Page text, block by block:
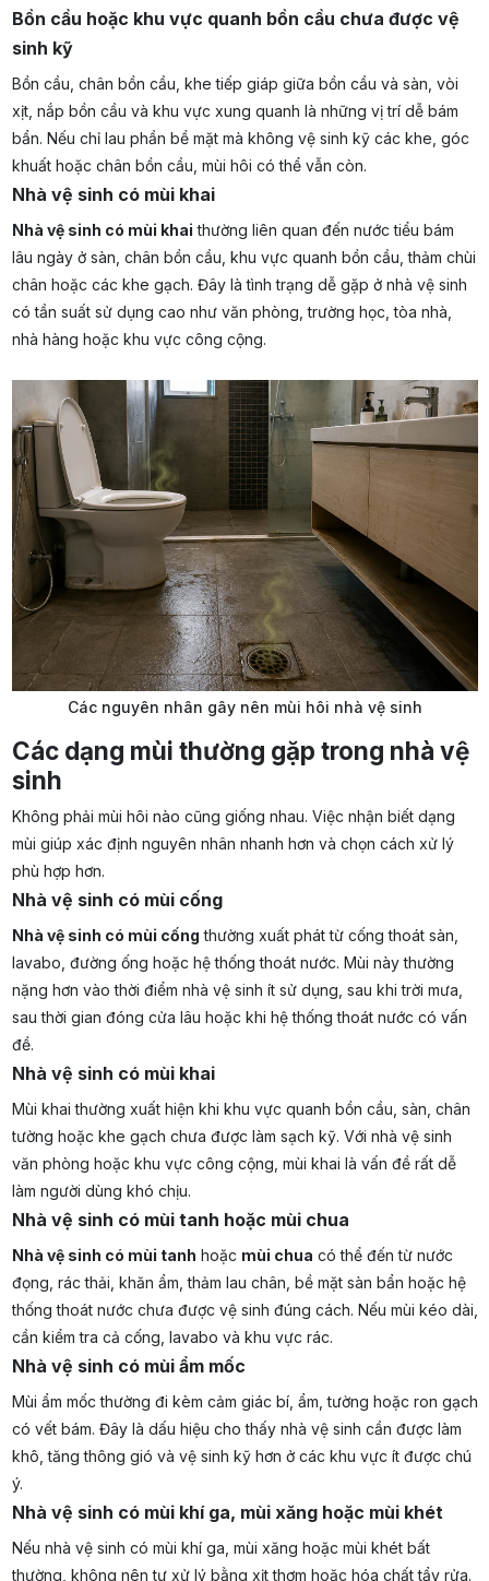
Bồn cầu hoặc khu vực quanh bồn cầu chưa được vệ
sinh kỹ
Bồn cầu, chân bồn cầu, khe tiếp giáp giữa bồn cầu và sàn, vòi
xịt, nắp bồn cầu và khu vực xung quanh là những vị trí dễ bám
bẩn. Nếu chỉ lau phần bề mặt mà không vệ sinh kỹ các khe, góc
khuất hoặc chân bồn cầu, mùi hôi có thể vẫn còn.
Nhà vệ sinh có mùi khai
Nhà vệ sinh có mùi khai thường liên quan đến nước tiểu bám
lâu ngày ở sàn, chân bồn cầu, khu vực quanh bồn cầu, thảm chùi
chân hoặc các khe gạch. Đây là tình trạng dễ gặp ở nhà vệ sinh
có tần suất sử dụng cao như văn phòng, trường học, tòa nhà,
nhà hàng hoặc khu vực công cộng.
Các nguyên nhân gây nên mùi hôi nhà vệ sinh
Các dạng mùi thường gặp trong nhà vệ
sinh
Không phải mùi hôi nào cũng giống nhau. Việc nhận biết dạng
mùi giúp xác định nguyên nhân nhanh hơn và chọn cách xử lý
phù hợp hơn.
Nhà vệ sinh có mùi cống
Nhà vệ sinh có mùi cống thường xuất phát từ cống thoát sàn,
lavabo, đường ống hoặc hệ thống thoát nước. Mùi này thường
nặng hơn vào thời điểm nhà vệ sinh ít sử dụng, sau khi trời mưa,
sau thời gian đóng cửa lâu hoặc khi hệ thống thoát nước có vấn
đề.
Nhà vệ sinh có mùi khai
Mùi khai thường xuất hiện khi khu vực quanh bồn cầu, sàn, chân
tường hoặc khe gạch chưa được làm sạch kỹ. Với nhà vệ sinh
văn phòng hoặc khu vực công cộng, mùi khai là vấn đề rất dễ
làm người dùng khó chịu.
Nhà vệ sinh có mùi tanh hoặc mùi chua
Nhà vệ sinh có mùi tanh hoặc mùi chua có thể đến từ nước
đọng, rác thải, khăn ẩm, thảm lau chân, bề mặt sàn bẩn hoặc hệ
thống thoát nước chưa được vệ sinh đúng cách. Nếu mùi kéo dài,
cần kiểm tra cả cống, lavabo và khu vực rác.
Nhà vệ sinh có mùi ẩm mốc
Mùi ẩm mốc thường đi kèm cảm giác bí, ẩm, tường hoặc ron gạch
có vết bám. Đây là dấu hiệu cho thấy nhà vệ sinh cần được làm
khô, tăng thông gió và vệ sinh kỹ hơn ở các khu vực ít được chú
ý.
Nhà vệ sinh có mùi khí ga, mùi xăng hoặc mùi khét
Nếu nhà vệ sinh có mùi khí ga, mùi xăng hoặc mùi khét bất
thường, không nên tự xử lý bằng xịt thơm hoặc hóa chất tẩy rửa.